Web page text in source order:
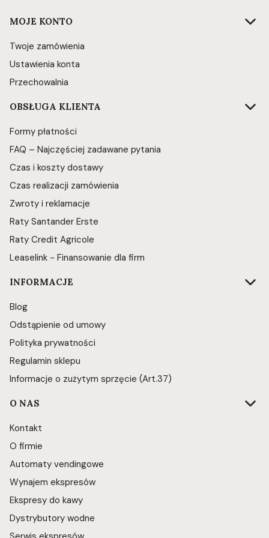
Linki w stopce
MOJE KONTO
Twoje zamówienia
Ustawienia konta
Przechowalnia
OBSŁUGA KLIENTA
Formy płatności
FAQ – Najczęściej zadawane pytania
Czas i koszty dostawy
Czas realizacji zamówienia
Zwroty i reklamacje
Raty Santander Erste
Raty Credit Agricole
Leaselink - Finansowanie dla firm
INFORMACJE
Blog
Odstąpienie od umowy
Polityka prywatności
Regulamin sklepu
Informacje o zużytym sprzęcie (Art.37)
O NAS
Kontakt
O firmie
Automaty vendingowe
Wynajem ekspresów
Ekspresy do kawy
Dystrybutory wodne